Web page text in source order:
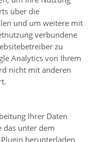
über die
und um weitere mit
verbundene
zu
Analytics von Ihrem
nicht mit anderen
Ihrer Daten
das unter dem
herunterladen